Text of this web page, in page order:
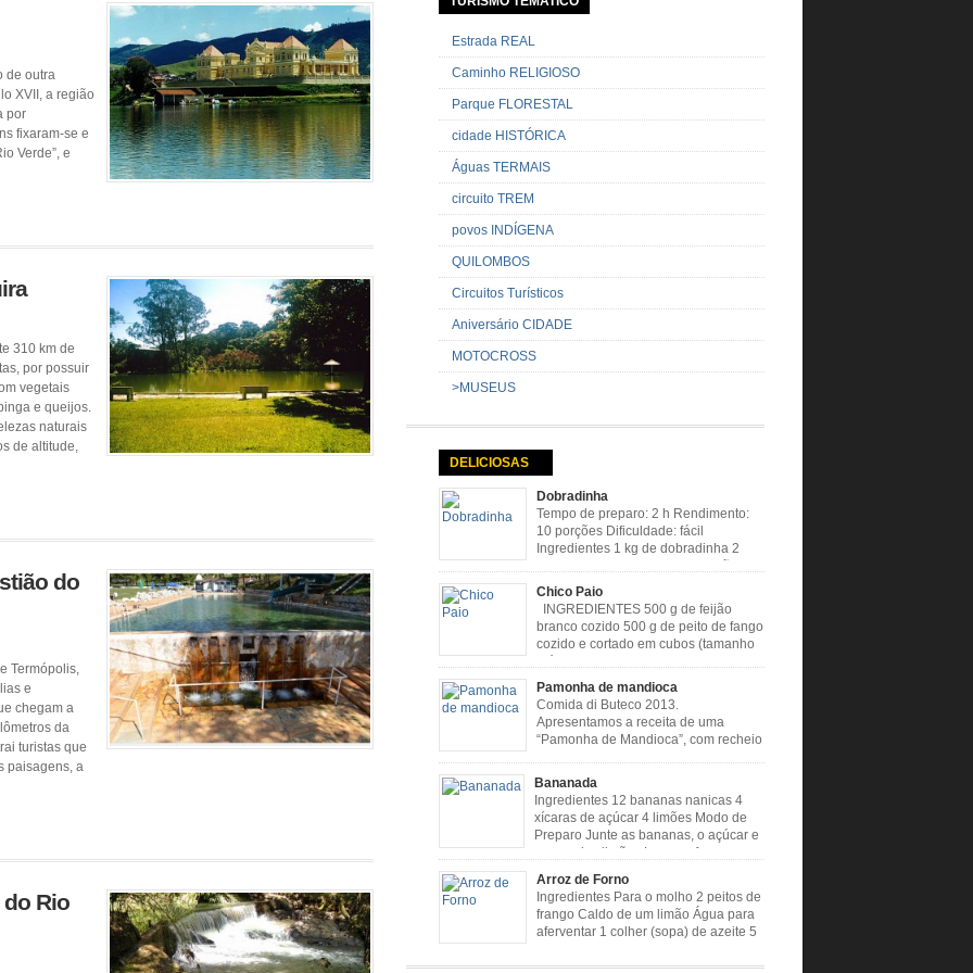
de outra
XVII, a região
por
fixaram-se e
Verde”, e
310 km de
por possuir
vegetais
e queijos.
naturais
de altitude,
do
Termópolis,
e
chegam a
da
turistas que
paisagens, a
Rio
Estrada REAL
Caminho RELIGIOSO
Parque FLORESTAL
cidade HISTÓRICA
Águas TERMAIS
circuito TREM
povos INDÍGENA
QUILOMBOS
Circuitos Turísticos
Aniversário CIDADE
MOTOCROSS
>MUSEUS
DELICIOSAS
Dobradinha
Tempo de preparo: 2 h Rendimento:
10 porções Dificuldade: fácil
Ingredientes 1 kg de dobradinha 2
colheres (sopa) de caldo de limão 2
colheres (sopa) de óleo 3 tomates 1 cebola 4 dentes
de alho Cheiro verde Cominho Colorau Pimenta a
gosto Modo de Preparo: Lavar muito bem a
dobradinha com limão. Deixar de molho […]
Chico Paio
INGREDIENTES 500 g de feijão
branco cozido 500 g de peito de fango
cozido e cortado em cubos (tamanho
em cubos) 2 linguiça paio (picado em cubos) 300 g de
bacon (picado em cubos) 1 lata de milho verde 2
dentes de alho amassado 3 colheres de óleo 2 […]
Pamonha de mandioca
Comida di Buteco 2013.
Apresentamos a receita de uma
“Pamonha de Mandioca”, com recheio
pelo idealizador do Comida di Buteco, Eduardo Maya.
Ingredientes (para 02 pamonhas): Massa: 15gr de
cebola picadinha 100gr de mandioca crua ralada e
espremida 1 colher café de manteiga 35ml de leite
Palha de milho verde 1 […]
Bananada
Ingredientes 12 bananas nanicas 4
xícaras de açúcar 4 limões Modo de
Preparo Junte as bananas, o açúcar e
o suco dos limões Leve ao fogo e
retire quando estiver desgrudando do fundo da panela
Tempo de Preparo Dificuldade: Fácil Tempo de
Preparo: 40 minutos
http://eusoumineirouaiso.com.br/culinaria-
mineira/bananada#tempo-de-preparo
Arroz de Forno
Ingredientes Para o molho 2 peitos de
frango Caldo de um limão Água para
aferventar 1 colher (sopa) de azeite 5
grande picada em cubos Tempero caseiro verde 1